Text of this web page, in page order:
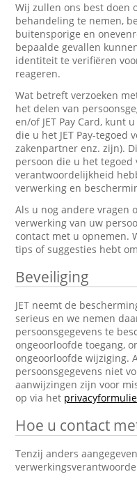
Wij zullen ons best doen
behandeling te nemen,
buitensporige en
bepaalde gevallen
identiteit te verifiëren
reageren.
Wat betreft verzoeken
het delen van
en/of JET Pay Card, kunt
die u het JET Pay-tegoed
zakenpartner enz. zijn).
persoon die u het
verantwoordelijkheid
verwerking en
Als u nog andere vragen
verwerking van uw
contact met u opnemen.
tips of suggesties hebt
Beveiliging
JET neemt de
serieus en we nemen
persoonsgegevens te
ongeoorloofde toegang,
ongeoorloofde wijziging.
persoonsgegevens niet
aanwijzingen zijn voor
op via het
Hoe u contact
Tenzij anders